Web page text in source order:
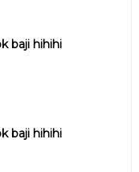
baji hihihi
baji hihihi